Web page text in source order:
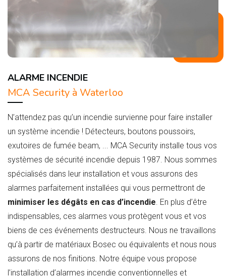
ALARME INCENDIE
MCA Security à Waterloo
N’attendez pas qu’un incendie survienne pour faire installer
un système incendie ! Détecteurs, boutons poussoirs,
exutoires de fumée beam, ... MCA Security installe tous vos
systèmes de sécurité incendie depuis 1987. Nous sommes
spécialisés dans leur installation et vous assurons des
alarmes parfaitement installées qui vous permettront de
minimiser les dégâts en cas d’incendie . En plus d’être
indispensables, ces alarmes vous protègent vous et vos
biens de ces événements destructeurs. Nous ne travaillons
qu’à partir de matériaux Bosec ou équivalents et nous nous
assurons de nos finitions. Notre équipe vous propose
l’installation d’alarmes incendie conventionnelles et